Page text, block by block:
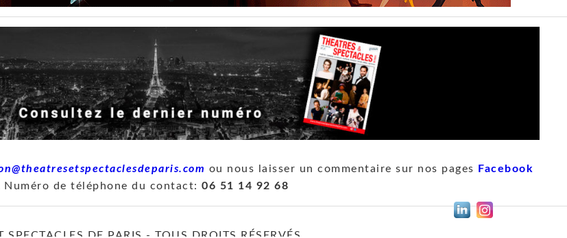
ou nous laisser un commentaire sur nos pages Facebook
Numéro de téléphone du contact: 06 51 14 92 68
SPECTACLES DE PARIS - TOUS DROITS RÉSERVÉS